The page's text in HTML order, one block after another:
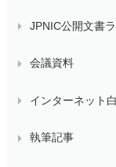
JPNIC公開文書
会議資料
インターネット
執筆記事